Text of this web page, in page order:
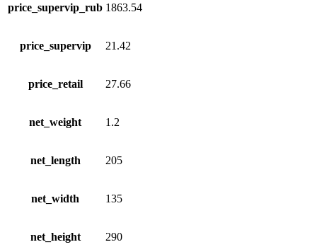
price_supervip_rub 1863.54
price_supervip 21.42
price_retail 27.66
net_weight 1.2
net_length 205
net_width 135
net_height 290